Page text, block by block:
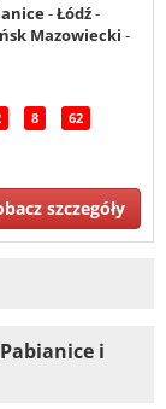
-Łódź-
Mazowiecki -
8 62
szczegóły
i